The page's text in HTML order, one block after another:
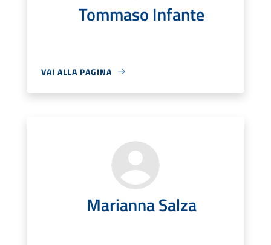
Tommaso Infante
VAI ALLA PAGINA
Marianna Salza